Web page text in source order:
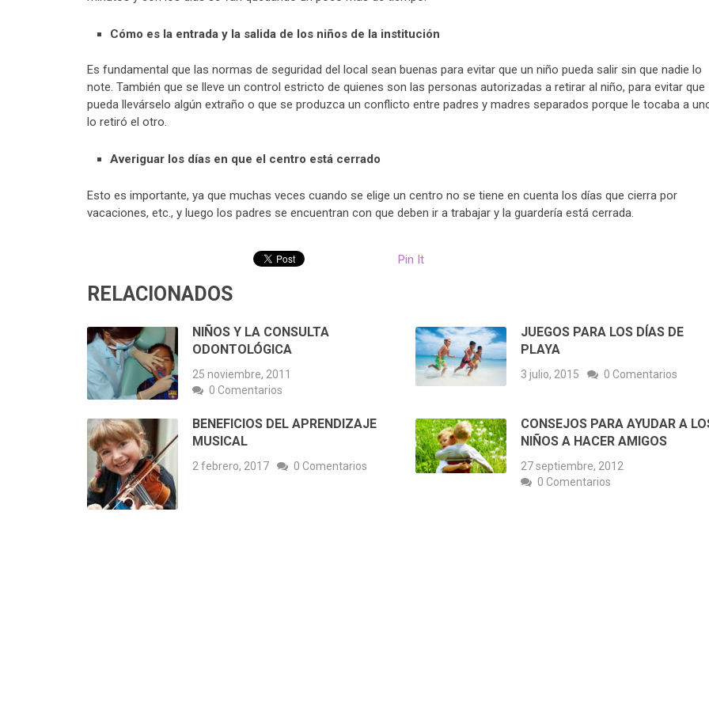
Cómo es la entrada y la salida de los niños de la institución
Es fundamental que las normas de seguridad del local sean buenas para evitar que un niño pueda salir sin que nadie lo
note. También que se lleve un control estricto de quienes son las personas autorizadas a retirar al niño, para evitar que
pueda llevárselo algún extraño o que se produzca un conflicto entre padres y madres separados porque le tocaba a
lo retiró el otro.
Averiguar los días en que el centro está cerrado
Esto es importante, ya que muchas veces cuando se elige un centro no se tiene en cuenta los días que cierra por
vacaciones, etc., y luego los padres se encuentran con que deben ir a trabajar y la guardería está cerrada.
Pin It
RELACIONADOS
NIÑOS Y LA CONSULTA
ODONTOLÓGICA
25 noviembre, 2011
0 Comentarios
JUEGOS PARA LOS DÍAS DE
PLAYA
3 julio, 2015 0 Comentarios
BENEFICIOS DEL APRENDIZAJE
MUSICAL
2 febrero, 2017 0 Comentarios
CONSEJOS PARA AYUDAR A
NIÑOS A HACER AMIGOS
27 septiembre, 2012
0 Comentarios